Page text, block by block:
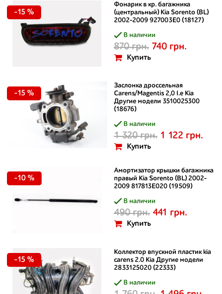
Фонарик в кр. багажника
(центральный) Kia Sorento (BL)
2002–2009 927003E0 (18127)
В наличии
870 грн. 740 грн.
Купить
-15 %
Заслонка дроссельная
Carens/Magentis 2,0 I.e Kia
Другие модели 3510025300
(18676)
В наличии
1 320 грн. 1 122 грн.
Купить
-15 %
Амортизатор крышки багажника
правый Kia Sorento (BL) 2002–
2009 817813E020 (19509)
В наличии
490 грн. 441 грн.
Купить
-10 %
Коллектор впускной пластик kia
carens 2.0 Kia Другие модели
2833125020 (22333)
В наличии
-15 %